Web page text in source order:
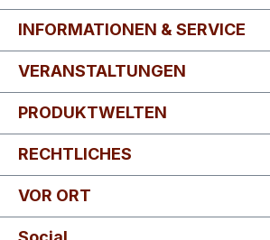
INFORMATIONEN & SERVICE
VERANSTALTUNGEN
PRODUKTWELTEN
RECHTLICHES
VOR ORT